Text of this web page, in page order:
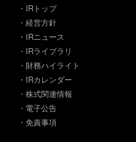
・IRトップ
・経営方針
・IRニュース
・IRライブラリ
・財務ハイライト
・IRカレンダー
・株式関連情報
・電子公告
・免責事項